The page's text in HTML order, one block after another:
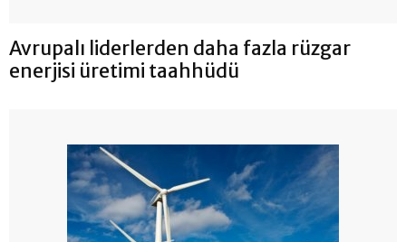
Avrupalı ​​liderlerden daha fazla rüzgar
enerjisi üretimi taahhüdü